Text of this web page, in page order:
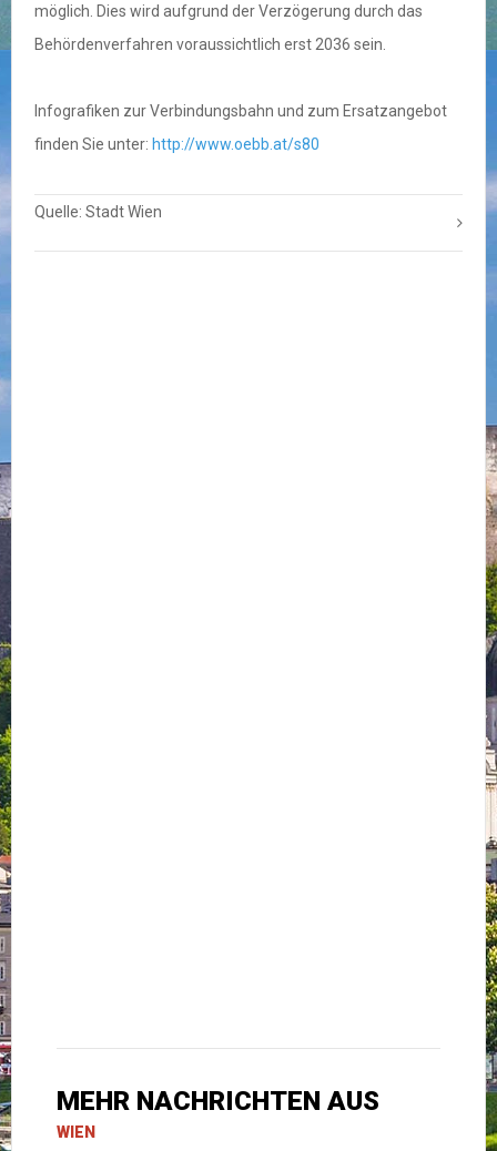
möglich. Dies wird aufgrund der Verzögerung durch das
Behördenverfahren voraussichtlich erst 2036 sein.
Infografiken zur Verbindungsbahn und zum Ersatzangebot
finden Sie unter: http://www.oebb.at/s80
Quelle: Stadt Wien
MEHR NACHRICHTEN AUS
WIEN